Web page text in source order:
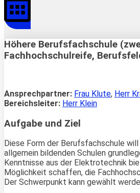
Höhere Berufsfachschule
Fachhochschulreife,
Ansprechpartner: Frau Klute, Herr
Bereichsleiter: Herr Klein
Aufgabe und Ziel
Diese Form der Berufsfachschule
allgemein bildenden Schulen
Kenntnisse aus der Elektrotechnik
Möglichkeit schaffen, die
Der Schwerpunkt kann gewählt